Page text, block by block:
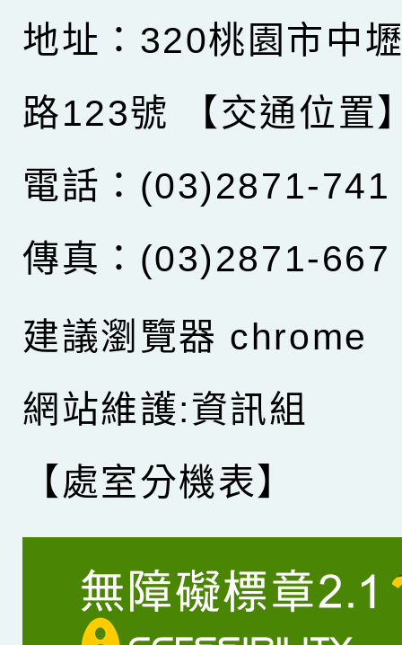
地址：320桃園市中
路123號
【交通位置
電話：(03)2871-741
傳真：(03)2871-667
建議瀏覽器 chrome
網站維護:資訊組
【處室分機表】